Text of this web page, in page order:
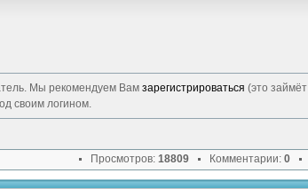
Мы рекомендуем Вам зарегистрироваться (это займёт
своим логином.
Просмотров: 18809 Комментарии: 0